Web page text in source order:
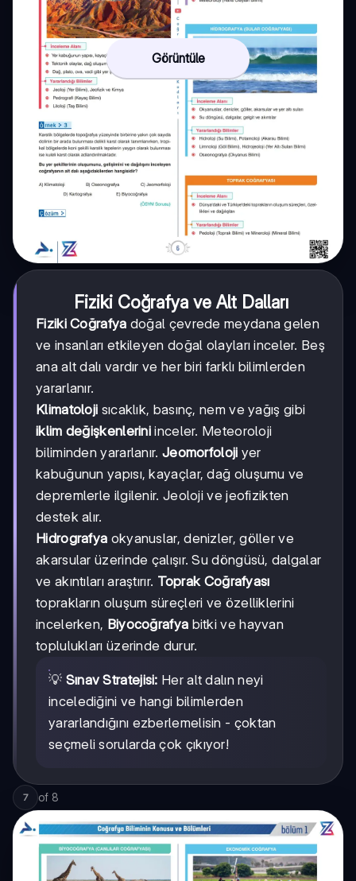
Görüntüle
Fiziki Coğrafya ve Alt Dalları
Fiziki Coğrafya doğal çevrede meydana gelen
ve insanları etkileyen doğal olayları inceler. Beş
ana alt dalı vardır ve her biri farklı bilimlerden
yararlanır.
Klimatoloji sıcaklık, basınç, nem ve yağış gibi
iklim değişkenlerini inceler. Meteoroloji
biliminden yararlanır. Jeomorfoloji yer
kabuğunun yapısı, kayaçlar, dağ oluşumu ve
depremlerle ilgilenir. Jeoloji ve jeofizikten
destek alır.
Hidrografya okyanuslar, denizler, göller ve
akarsular üzerinde çalışır. Su döngüsü, dalgalar
ve akıntıları araştırır. Toprak Coğrafyası
toprakların oluşum süreçleri ve özelliklerini
incelerken, Biyocoğrafya bitki ve hayvan
toplulukları üzerinde durur.
💡 Sınav Stratejisi: Her alt dalın neyi
incelediğini ve hangi bilimlerden
yararlandığını ezberlemelisin - çoktan
seçmeli sorularda çok çıkıyor!
7 of 8